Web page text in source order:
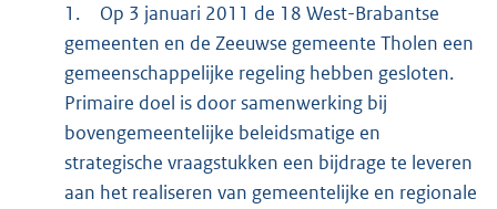
1.
Op 3 januari 2011 de 18 West-Brabantse
gemeenten en de Zeeuwse gemeente Tholen een
gemeenschappelijke regeling hebben gesloten.
Primaire doel is door samenwerking bij
bovengemeentelijke beleidsmatige en
strategische vraagstukken een bijdrage te leveren
aan het realiseren van gemeentelijke en regionale